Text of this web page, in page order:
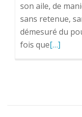
son aile, de
sans retenue,
démesuré du
fois queRead
I?
[…]